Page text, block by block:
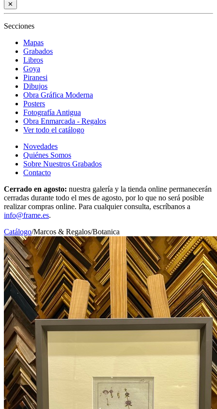
✕
Secciones
Mapas
Grabados
Libros
Goya
Piranesi
Dibujos
Obra Gráfica Moderna
Posters
Fotografía Antigua
Obra Enmarcada - Regalos
Ver todo el catálogo
Novedades
Quiénes Somos
Sobre Nuestros Grabados
Contacto
Cerrado en agosto: nuestra galería y la tienda online permanecerán
cerradas durante todo el mes de agosto, por lo que no será posible
realizar compras online. Para cualquier consulta, escríbanos a
info@frame.es.
Catálogo/Marcos & Regalos/Botanica